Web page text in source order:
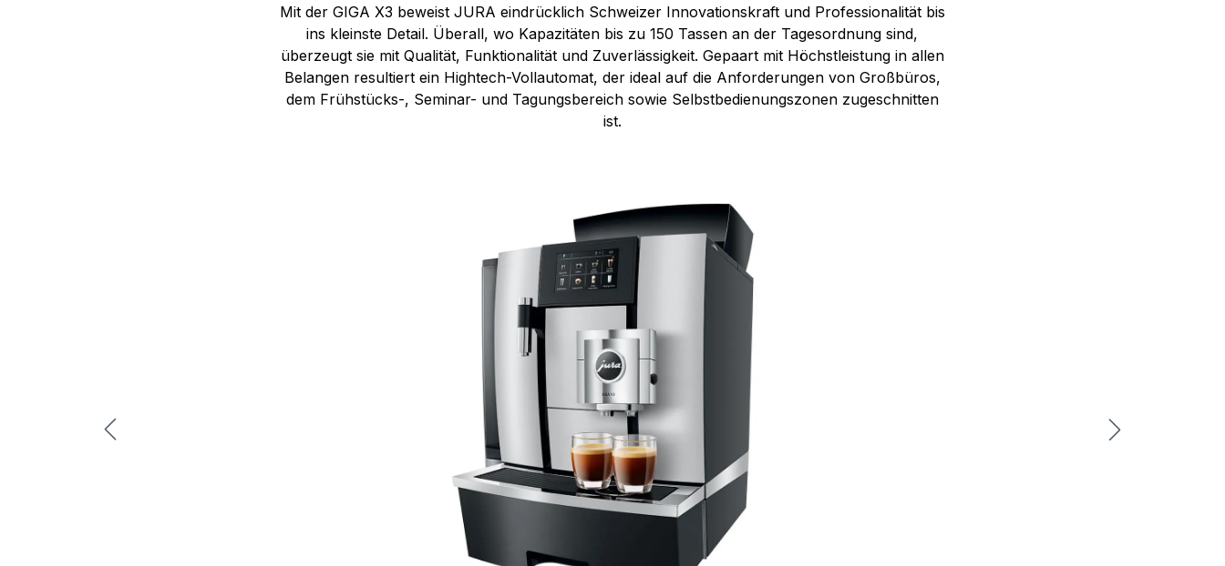
Mit der GIGA X3 beweist JURA eindrücklich Schweizer Innovationskraft und Professionalität bis
ins kleinste Detail. Überall, wo Kapazitäten bis zu 150 Tassen an der Tagesordnung sind,
überzeugt sie mit Qualität, Funktionalität und Zuverlässigkeit. Gepaart mit Höchstleistung in allen
Belangen resultiert ein Hightech-Vollautomat, der ideal auf die Anforderungen von Großbüros,
dem Frühstücks-, Seminar- und Tagungsbereich sowie Selbstbedienungszonen zugeschnitten
ist.